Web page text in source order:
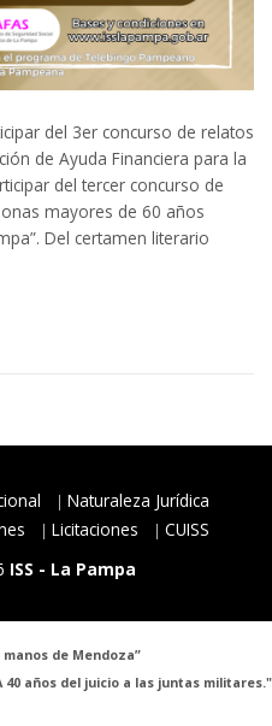
del 3er concurso de relatos
de Ayuda Financiera para la
del tercer concurso de
mayores de 60 años
Del certamen literario
Naturaleza Jurídica
Licitaciones
CUISS
ISS - La Pampa
de Mendoza”
años del juicio a las juntas militares."